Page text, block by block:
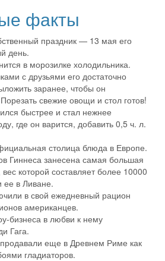
факты
праздник — 13 мая его
день.
в морозилке холодильника.
с друзьями его достаточно
заранее, чтобы он
свежие овощи и стол готов!
быстрее и стал нежнее
где он варится, добавить 0,5 ч. л.
столица блюда в Европе.
Гиннеса занесена самая большая
которой составляет более 10000
ее в Ливане.
в свой ежедневный рацион
американцев.
бизнеса в любви к нему
Гага.
еще в Древнем Риме как
гладиаторов.